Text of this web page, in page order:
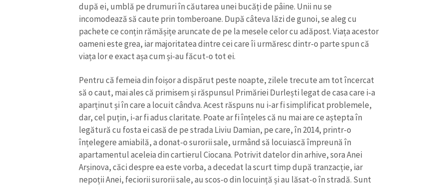
după ei, umblă pe drumuri în căutarea unei bucăți de pâine. Unii nu se
incomodează să caute prin tomberoane. După câteva lăzi de gunoi, se aleg cu
pachete ce conțin rămășițe aruncate de pe la mesele celor cu adăpost. Viața acestor
oameni este grea, iar majoritatea dintre cei care îi urmăresc dintr-o parte spun că
viața lor e exact așa cum și-au făcut-o tot ei.
Pentru că femeia din foișor a dispărut peste noapte, zilele trecute am tot încercat
să o caut, mai ales că primisem și răspunsul Primăriei Durlești legat de casa care i-a
aparținut și în care a locuit cândva. Acest răspuns nu i-ar fi simplificat problemele,
dar, cel puțin, i-ar fi adus claritate. Poate ar fi înțeles că nu mai are ce aștepta în
legătură cu fosta ei casă de pe strada Liviu Damian, pe care, în 2014, printr-o
înțelegere amiabilă, a donat-o surorii sale, urmând să locuiască împreună în
apartamentul aceleia din cartierul Ciocana. Potrivit datelor din arhive, sora Anei
Arșinova, căci despre ea este vorba, a decedat la scurt timp după tranzacție, iar
nepoții Anei, feciorii surorii sale, au scos-o din locuință și au lăsat-o în stradă. Sunt